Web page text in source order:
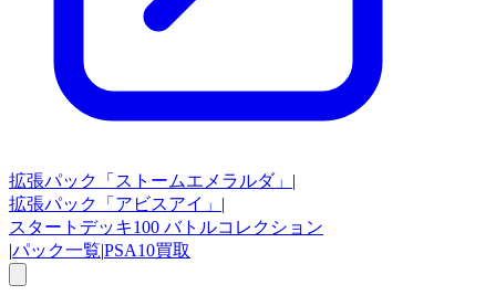
拡張パック 「ストームエメラルダ」 |
拡張パック
「アビスアイ」 |
スタートデッキ100 バトルコレクション
|パック一覧|PSA10買取